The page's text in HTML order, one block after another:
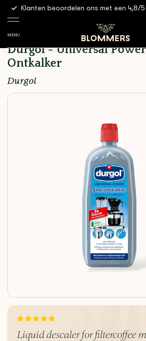
Klanten beoordelen ons met een 4,8/5
MENU
Durgol - Universal
Ontkalker
Durgol
Liquid descaler for filtercoffee